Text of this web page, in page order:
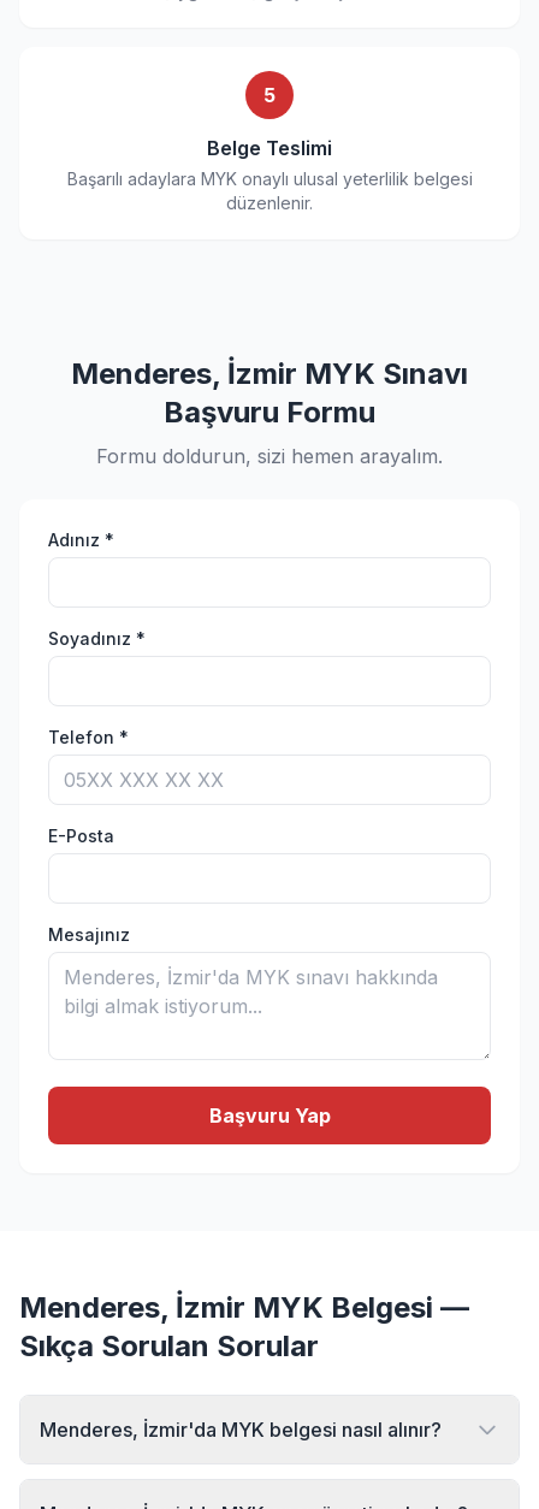
5
Belge Teslimi
Başarılı adaylara MYK onaylı ulusal yeterlilik belgesi
düzenlenir.
Menderes, İzmir MYK Sınavı
Başvuru Formu
Formu doldurun, sizi hemen arayalım.
Adınız *
Soyadınız *
Telefon *
E-Posta
Mesajınız
Başvuru Yap
Menderes, İzmir MYK Belgesi —
Sıkça Sorulan Sorular
Menderes, İzmir'da MYK belgesi nasıl alınır?
Menderes, İzmir bölgesinde MYK belgesi almak için MYK
Sınav Merkezi'ne başvurabilirsiniz. Online başvuru formu